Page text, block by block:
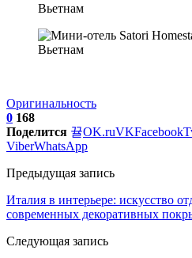
Оригинальность
0 168
Поделится
OK.ruVKFacebook
ViberWhatsApp
Предыдущая запись
Италия в интерьере: искусство
современных декоративных
Следующая запись